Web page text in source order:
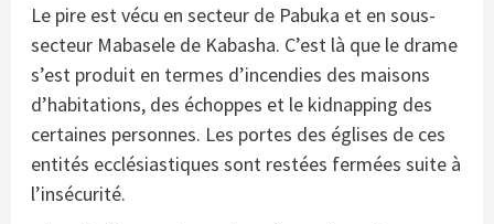
Le pire est vécu en secteur de Pabuka et en sous-
secteur Mabasele de Kabasha. C’est là que le drame
s’est produit en termes d’incendies des maisons
d’habitations, des échoppes et le kidnapping des
certaines personnes. Les portes des églises de ces
entités ecclésiastiques sont restées fermées suite à
l’insécurité.